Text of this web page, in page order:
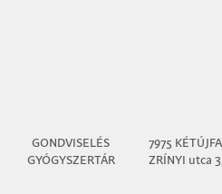
GONDVISELÉS
GYÓGYSZERTÁR
7975
ZRÍNYI utca